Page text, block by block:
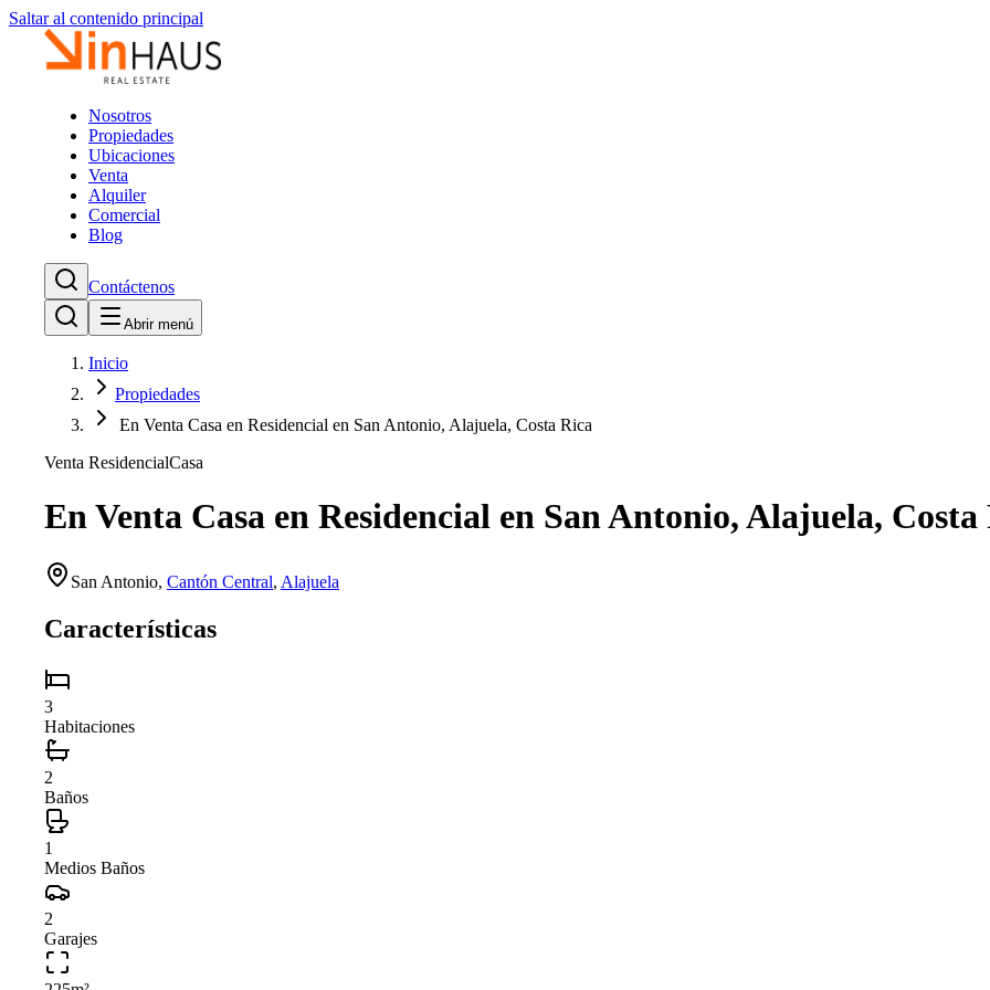
Saltar al contenido principal
Nosotros
Propiedades
Ubicaciones
Venta
Alquiler
Comercial
Blog
Contáctenos
Abrir menú
Inicio
Propiedades
En Venta Casa en Residencial en San Antonio, Alajuela, Costa Rica
Venta ResidencialCasa
En Venta Casa en Residencial en San Antonio, Alajuela, Costa
San Antonio, Cantón Central, Alajuela
Características
3
Habitaciones
2
Baños
1
Medios Baños
2
Garajes